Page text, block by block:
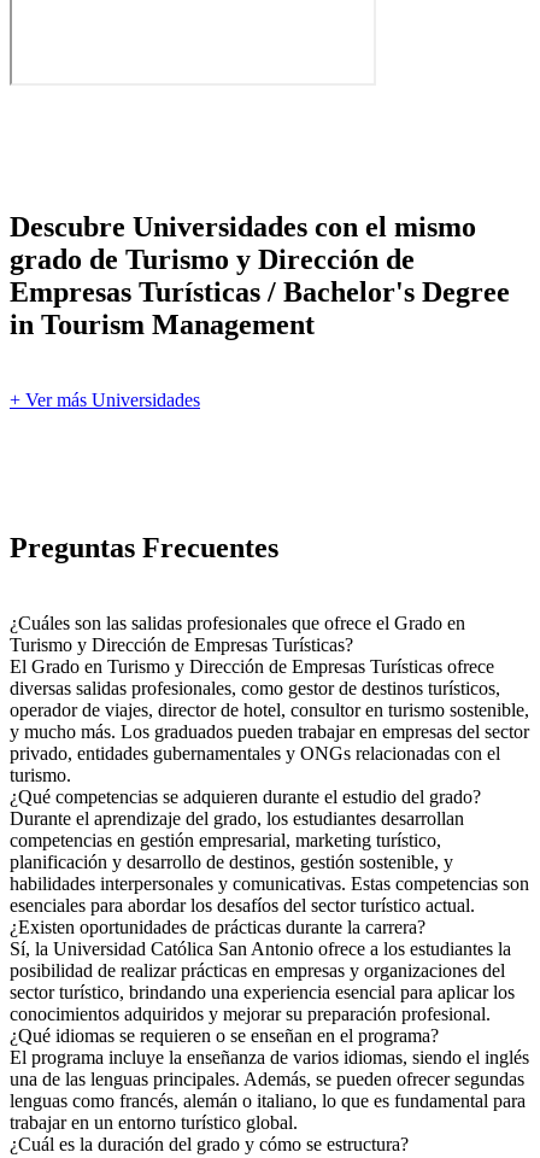
Descubre Universidades con el mismo
grado de Turismo y Dirección de
Empresas Turísticas / Bachelor's Degree
in Tourism Management
+ Ver más Universidades
Preguntas Frecuentes
¿Cuáles son las salidas profesionales que ofrece el Grado en
Turismo y Dirección de Empresas Turísticas?
El Grado en Turismo y Dirección de Empresas Turísticas ofrece
diversas salidas profesionales, como gestor de destinos turísticos,
operador de viajes, director de hotel, consultor en turismo sostenible,
y mucho más. Los graduados pueden trabajar en empresas del sector
privado, entidades gubernamentales y ONGs relacionadas con el
turismo.
¿Qué competencias se adquieren durante el estudio del grado?
Durante el aprendizaje del grado, los estudiantes desarrollan
competencias en gestión empresarial, marketing turístico,
planificación y desarrollo de destinos, gestión sostenible, y
habilidades interpersonales y comunicativas. Estas competencias son
esenciales para abordar los desafíos del sector turístico actual.
¿Existen oportunidades de prácticas durante la carrera?
Sí, la Universidad Católica San Antonio ofrece a los estudiantes la
posibilidad de realizar prácticas en empresas y organizaciones del
sector turístico, brindando una experiencia esencial para aplicar los
conocimientos adquiridos y mejorar su preparación profesional.
¿Qué idiomas se requieren o se enseñan en el programa?
El programa incluye la enseñanza de varios idiomas, siendo el inglés
una de las lenguas principales. Además, se pueden ofrecer segundas
lenguas como francés, alemán o italiano, lo que es fundamental para
trabajar en un entorno turístico global.
¿Cuál es la duración del grado y cómo se estructura?